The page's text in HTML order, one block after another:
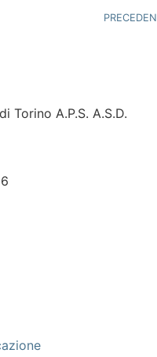
Torino A.P.S. A.S.D.